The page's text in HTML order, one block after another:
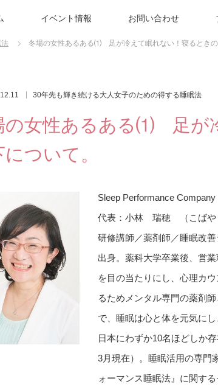
イベント情報 お問い合わせ
冬場の女性あるある⑴ 足が冷えて眠れない！寝るときの
30年先も輝き続ける大人女子のための得する睡眠法
の女性あるある⑴ 足が
ついて。
Sleep Performance
代表：小林 瑞穂 （こばや
研修講師／薬剤師／睡眠改
出身。薬科大学卒業後、営
を目の当たりにし、心理カ
るためメンタル専門の薬剤
で、睡眠は心と体を元気に
日本にわずか10名ほどしか
3月現在）。睡眠活用の専門
ォーマンス睡眠法』に関す